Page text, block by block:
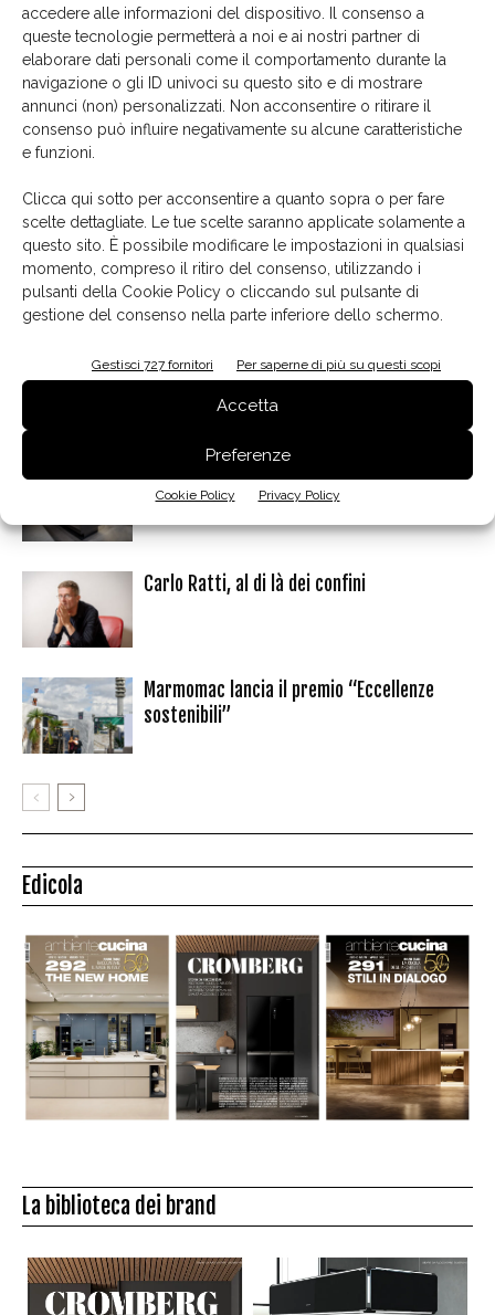
accedere alle informazioni del dispositivo. Il consenso a
queste tecnologie permetterà a noi e ai nostri partner di
elaborare dati personali come il comportamento durante la
navigazione o gli ID univoci su questo sito e di mostrare
annunci (non) personalizzati. Non acconsentire o ritirare il
consenso può influire negativamente su alcune caratteristiche
e funzioni.
Clicca qui sotto per acconsentire a quanto sopra o per fare
scelte dettagliate. Le tue scelte saranno applicate solamente a
questo sito. È possibile modificare le impostazioni in qualsiasi
momento, compreso il ritiro del consenso, utilizzando i
pulsanti della Cookie Policy o cliccando sul pulsante di
gestione del consenso nella parte inferiore dello schermo.
Gestisci 727 fornitori Per saperne di più su questi scopi
Accetta
Preferenze
Cookie Policy Privacy Policy
Bergamo, Confartigianato Bergamo, Camera di
Commercio di Bergamo e AIPI, Associazione Italiana
Professionisti Interior Designers.
TAG Fiera di Bergamo
Colombini Group firma per l’acquisizione del
70% di Snaidero Group
Carlo Ratti, al di là dei confini
Marmomac lancia il premio “Eccellenze
sostenibili”
Edicola
La biblioteca dei brand